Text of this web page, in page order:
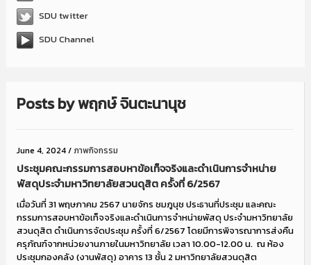
SDU twitter
SDU Channel
Posts byพฤกษ์ จินตะนานุช
June 4, 2024/ภาพกิจกรรม
ประชุมคณะกรรมการสอบหาข้อเท็จจริงและดำเนินการจำหน่าย
พัสดุประจำมหาวิทยาลัยสวนดุสิต ครั้งที่ 6/2567
เมื่อวันที่ 31 พฤษภาคม 2567 นายจักร ชมภูนุช ประธานที่ประชุม และคณะ
กรรมการสอบหาข้อเท็จจริงและดำเนินการจำหน่ายพัสดุ ประจำมหาวิทยาลัย
สวนดุสิต ดำเนินการจัดประชุม ครั้งที่ 6/2567 โดยมีการพิจารณาการส่งคืน
ครุภัณฑ์จากหน่วยงานภายในมหาวิทยาลัย เวลา 10.00-12.00 น. ณ ห้อง
ประชุมกองคลัง (งานพัสดุ) อาคาร 13 ชั้น 2 มหาวิทยาลัยสวนดุสิต